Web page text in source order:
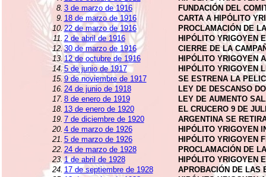
8. 3 de marzo de 1916
FUNDACIÓN DEL
9. 18 de marzo de 1916
CARTA A HIPÓLITO
10.22 de marzo de 1916
PROCLAMACIÓN DE
11. 2 de abril de 1916
HIPÓLITO YRIGOYEN
12. 30 de marzo de 1916
CIERRE DE LA
13. 12 de octubre de 1916
HIPÓLITO YRIGOYEN
14.5 de junio de 1917
HIPÓLITO YRIGOYEN
15. 9 de noviembre de 1917
SE ESTRENA LA
16. 24 de junio de 1918
LEY DE DESCANSO
17. 8 de enero de 1919
LEY DE AUMENTO
18. 13 de enero de 1920
EL CRUCERO 9 DE
19. 7 de diciembre de 1920
ARGENTINA SE
20. 4 de marzo de 1926
HIPÓLITO YRIGOYEN
21. 5 de marzo de 1926
HIPÓLITO YRIGOYEN
22. 24 de marzo de 1928
PROCLAMACIÓN DE
23.1 de abril de 1928
HIPÓLITO YRIGOYEN
24. 17 de septiembre de 1928
APROBACIÓN DE LAS